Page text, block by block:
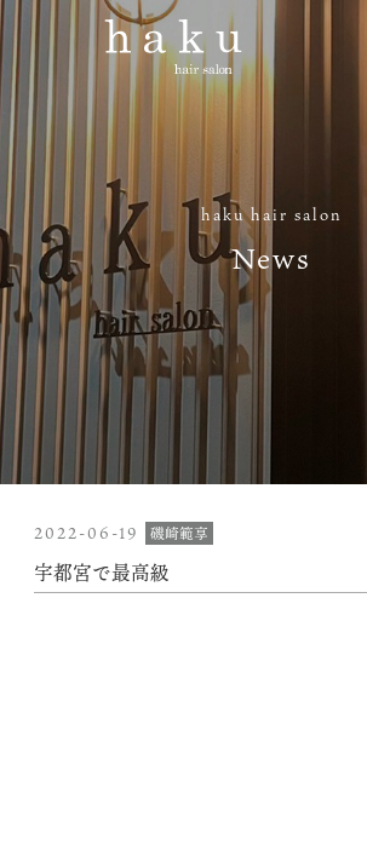
haku hair salon
News
2022-06-19 磯崎範享
宇都宮で最高級